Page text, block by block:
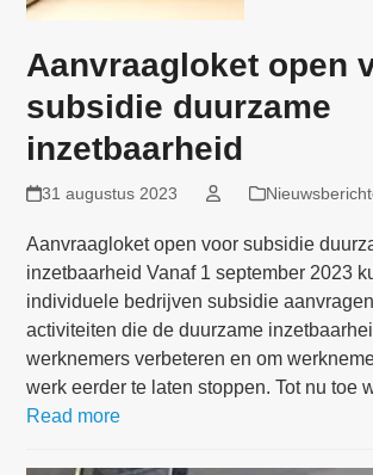
Aanvraagloket open
subsidie duurzame
inzetbaarheid
31 augustus 2023
Aanvraagloket open voor subsidie
inzetbaarheid Vanaf 1 september 2023
individuele bedrijven subsidie
activiteiten die de duurzame
werknemers verbeteren en om
werk eerder te laten stoppen. Tot nu toe
Read more